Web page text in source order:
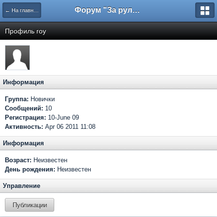
← На главную Форум "За рулем"
Профиль roy
Информация
Группа: Новички
Сообщений: 10
Регистрация: 10-June 09
Активность: Apr 06 2011 11:08
Информация
Возраст: Неизвестен
День рождения: Неизвестен
Управление
Публикации